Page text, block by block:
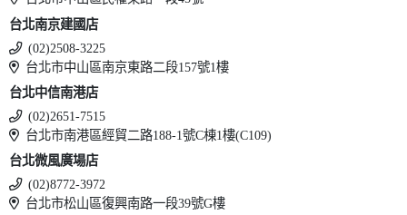
台北南京建國店
(02)2508-3225
台北市中山區南京東路二段157號1樓
台北中信南港店
(02)2651-7515
台北市南港區經貿二路188-1號C棟1樓(C109)
台北微風廣場店
(02)8772-3972
台北市松山區復興南路一段39號G樓